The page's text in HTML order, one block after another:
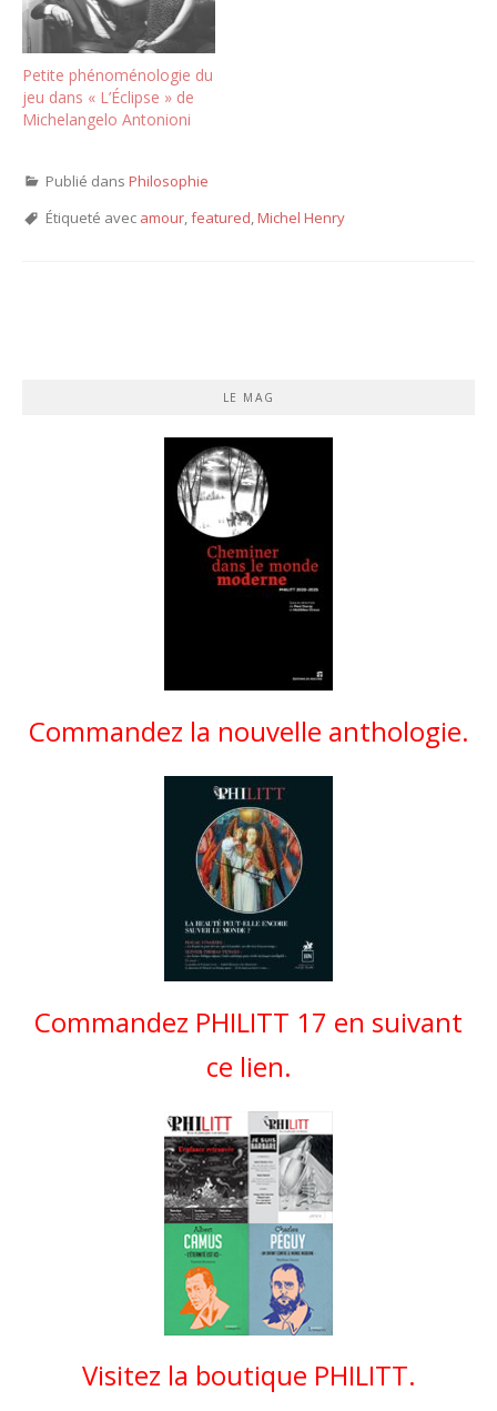
Petite phénoménologie du
jeu dans « L’Éclipse » de
Michelangelo Antonioni
Publié dans Philosophie
Étiqueté avec amour,featured,Michel Henry
LE MAG
Commandez la nouvelle anthologie.
Commandez PHILITT 17 en suivant
ce lien.
Visitez la boutique PHILITT.